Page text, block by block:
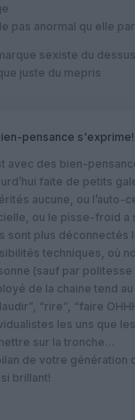
pas anormal qu elle
sexiste du
juste du mepris
pensance s'exprime!
avec des bien-
faite de petits
aucune, ou l’auto-
ou le pisse-froid a
sont plus déconnectés
techniques, où
(sauf par politesse
de la chaine tend
“rire”, “faire
les uns que
sur la tronche…
de votre génération
brillant!